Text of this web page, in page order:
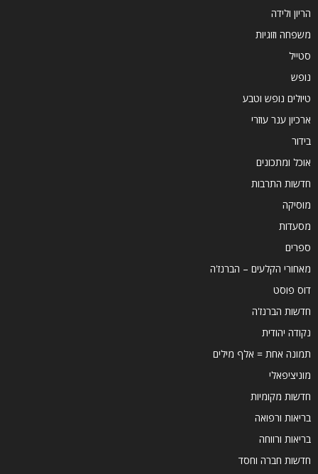
הריון ולידה
משפחה וזוגיות
סטייל
נופש
טיולים נופש וטבע
ארכיון ענר עוזרי
בידור
אוכל ומתכונים
חדשות התרבות
מוסיקה
מסעדות
ספרים
מאחורי הקלעים – הברנז'ה
דוס פוסט
חדשות הברנז'ה
נקודה יהודית
תמונה אחת = אלף מילים
מוניציפאלי
חדשות מקומיות
בריאות ורפואה
בריאות ורווחה
חדשות חברה וחסד